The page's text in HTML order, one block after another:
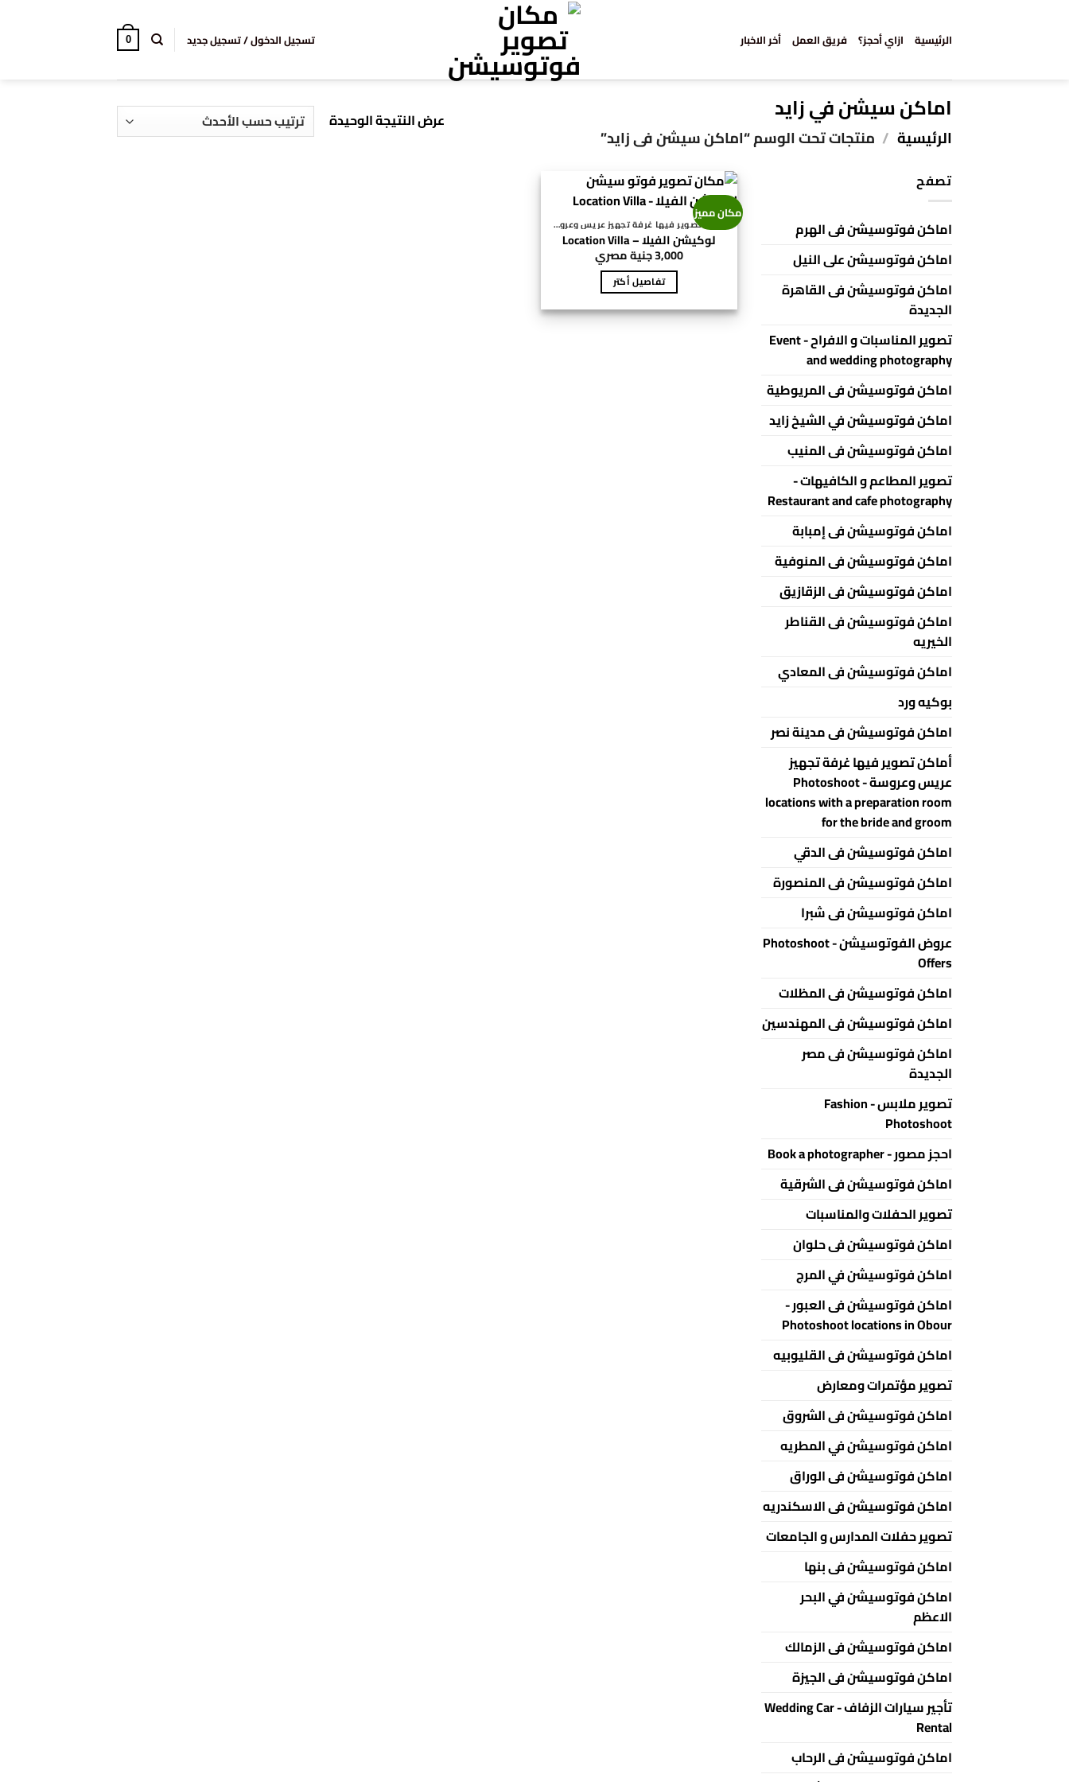
الرئيسية ازاي أحجز؟ فريق العمل أخر الاخبار تسجيل الدخول / تسجيل جديد 0
اماكن سيشن في زايد
الرئيسية / منتجات تحت الوسم “اماكن سيشن في زايد”
عرض النتيجة الوحيدة
تصفح
اماكن فوتوسيشن فى الهرم
اماكن فوتوسيشن على النيل
اماكن فوتوسيشن فى القاهرة
الجديدة
تصوير المناسبات و الافراح - Event
and wedding photography
اماكن فوتوسيشن فى المريوطية
اماكن فوتوسيشن في الشيخ زايد
اماكن فوتوسيشن فى المنيب
تصوير المطاعم و الكافيهات -
Restaurant and cafe photography
اماكن فوتوسيشن فى إمبابة
اماكن فوتوسيشن فى المنوفية
اماكن فوتوسيشن فى الزقازيق
اماكن فوتوسيشن فى القناطر
الخيريه
اماكن فوتوسيشن فى المعادي
بوكيه ورد
اماكن فوتوسيشن فى مدينة نصر
أماكن تصوير فيها غرفة تجهيز
عريس وعروسة - Photoshoot
locations with a preparation room
for the bride and groom
اماكن فوتوسيشن فى الدقي
اماكن فوتوسيشن فى المنصورة
اماكن فوتوسيشن فى شبرا
عروض الفوتوسيشن - Photoshoot
Offers
اماكن فوتوسيشن فى المظلات
اماكن فوتوسيشن فى المهندسين
اماكن فوتوسيشن فى مصر
الجديدة
تصوير ملابس - Fashion
Photoshoot
احجز مصور - Book a photographer
اماكن فوتوسيشن فى الشرقية
تصوير الحفلات والمناسبات
اماكن فوتوسيشن فى حلوان
اماكن فوتوسيشن في المرج
اماكن فوتوسيشن فى العبور -
Photoshoot locations in Obour
اماكن فوتوسيشن فى القليوبيه
تصوير مؤتمرات ومعارض
اماكن فوتوسيشن فى الشروق
اماكن فوتوسيشن في المطريه
اماكن فوتوسيشن فى الوراق
اماكن فوتوسيشن فى الاسكندريه
تصوير حفلات المدارس و الجامعات
اماكن فوتوسيشن فى بنها
اماكن فوتوسيشن في البحر
الاعظم
اماكن فوتوسيشن فى الزمالك
اماكن فوتوسيشن فى الجيزة
تأجير سيارات الزفاف - Wedding Car
Rental
اماكن فوتوسيشن فى الرحاب
مكان مميز
أماكن تصوير فيها غرفة تجهيز عريس وعروسة - PHOTOSHOOT LOCATIONS WITH A PREPARATION ROOM FOR THE BRIDE AND GROOM
لوكيشن الفيلا – Location Villa
3,000جنية مصري
تفاصيل أكتر